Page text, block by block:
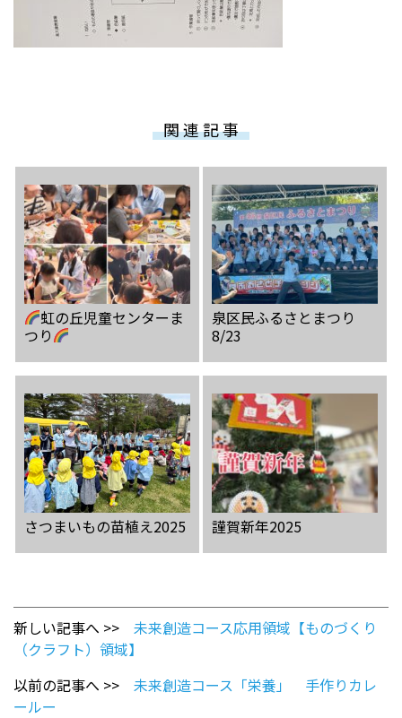
関 連 記 事
虹の丘児童センターま
つり
泉区民ふるさとまつり
8/23
さつまいもの苗植え2025 謹賀新年2025
新しい記事へ >> 未来創造コース応用領域【ものづくり
（クラフト）領域】
以前の記事へ >> 未来創造コース「栄養」 手作りカレ
ールー